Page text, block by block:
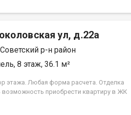
ипотеку сбербанк со ставкой 13.9 %
ул, д.22а
р-н район
8 этаж, 36.1 м²
этажа. Любая форма расчета. Отделка
возможность приобрести квартиру в ЖК